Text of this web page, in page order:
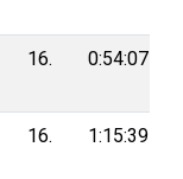
16. 0:54:07
16. 1:15:39